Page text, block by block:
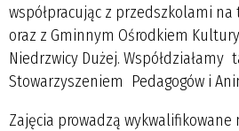
współpracując z przedszkolami
oraz z Gminnym Ośrodkiem
Niedrzwicy Dużej. Współdziałamy
Stowarzyszeniem Pedagogów i
Zajęcia prowadzą